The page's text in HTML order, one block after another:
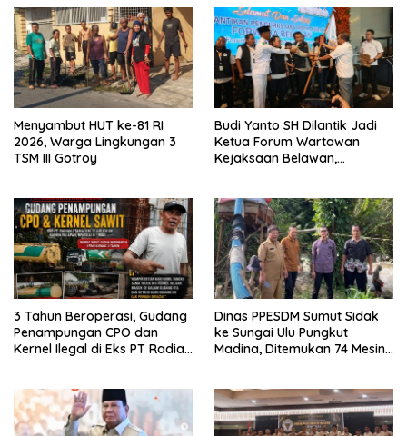
Menyambut HUT ke-81 RI
2026, Warga Lingkungan 3
TSM III Gotroy
Budi Yanto SH Dilantik Jadi
Ketua Forum Wartawan
Kejaksaan Belawan,
Pendampingan Hukum dan
Ekomoni Semua Anggota
3 Tahun Beroperasi, Gudang
Penampungan CPO dan
Kernel Ilegal di Eks PT Radian
Dinas PPESDM Sumut Sidak
ke Sungai Ulu Pungkut
Madina, Ditemukan 74 Mesin
Rusak